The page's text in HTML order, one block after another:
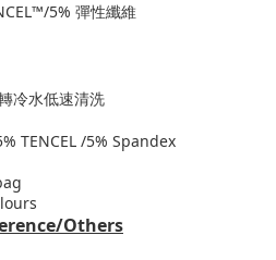
5% 彈性纖維
冷水低速清洗
TENCEL /5% Spandex
Others